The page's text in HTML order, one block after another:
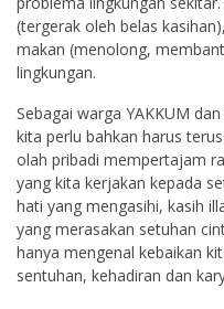
(tergerak oleh belas
makan (menolong,
lingkungan.
Sebagai warga YAKKUM
kita perlu bahkan harus
olah pribadi mempertajam
yang kita kerjakan kepada
hati yang mengasihi, kasih
yang merasakan setuhan
hanya mengenal kebaikan
sentuhan, kehadiran dan